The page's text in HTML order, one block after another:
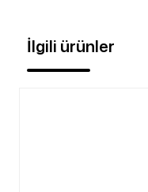
İlgili ürünler